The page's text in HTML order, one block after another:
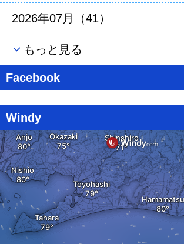
2026年07月（41）
もっと見る
Facebook
Windy